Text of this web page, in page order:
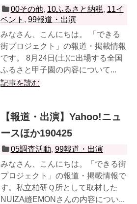
00その他, 10ふるさと納税, 11イ
ベント , 99報道・出演
みなさん、こんにちは。 「できる
街プロジェクト」の報道・掲載情報
です。 8月24日(土)に出場する全国
ふるさと甲子園の内容について...
記事を読む
【報道・出演】Yahoo!ニュ
ースほか190425
05調査活動, 99報道・出演
みなさん、こんにちは。「できる街
プロジェクト」の報道・掲載情報で
す。私立柏研Ｑ所として取材した
NUIZA縫EMONさんの内容につい...